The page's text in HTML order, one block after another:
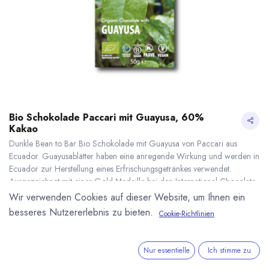
Bio Schokolade Paccari mit Guayusa, 60%
Kakao
Dunkle Bean to Bar Bio Schokolade mit Guayusa von Paccari aus
Ecuador. Guayusablätter haben eine anregende Wirkung und werden in
Ecuador zur Herstellung eines Erfrischungsgetränkes verwendet.
Ausgezeichnet mit einer Gold Medaille bei den International Chocolate
Awards. Kakaoanteil: 60 %. Bio, Fair und Vegan. 50g Tafel.
5,25€*
(105,00€ /1 kg)
Wir verwenden Cookies auf dieser Website, um Ihnen ein
besseres Nutzererlebnis zu bieten.
Cookie-Richtlinien
Nur essentielle Ich stimme zu